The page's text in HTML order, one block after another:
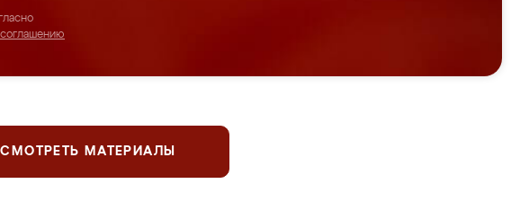
соглашению
МАТЕРИАЛЫ